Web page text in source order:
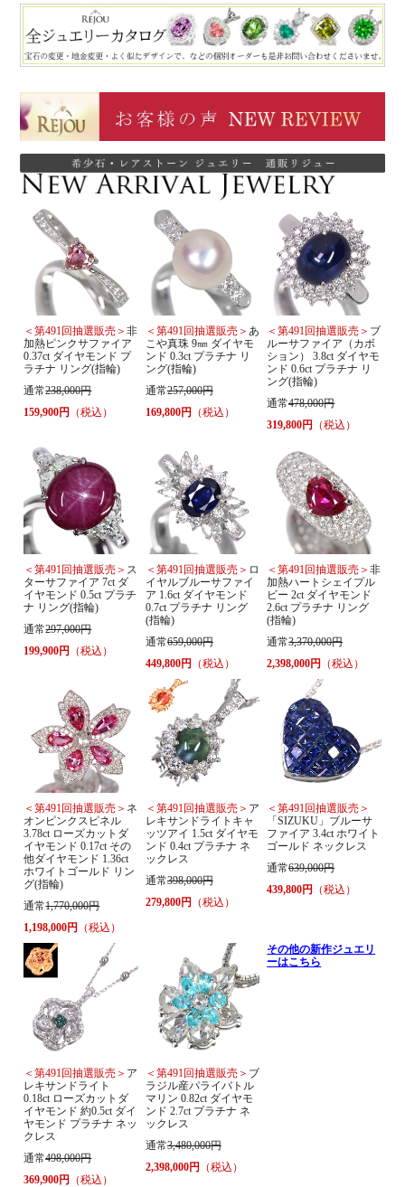
＜第491回抽選販売＞非
加熱ピンクサファイア
0.37ct ダイヤモンド プ
ラチナ リング(指輪)
通常238,000円
159,900円 （税込）
＜第491回抽選販売＞ あ
こや真珠 9㎜ ダイヤモ
ンド 0.3ct プラチナ リ
ング(指輪)
通常257,000円
169,800円 （税込）
＜第491回抽選販売＞ ブ
ルーサファイア（カボ
ション） 3.8ct ダイヤモ
ンド 0.6ct プラチナ リ
ング(指輪)
通常478,000円
319,800円 （税込）
＜第491回抽選販売＞ ス
ターサファイア 7ct ダ
イヤモンド 0.5ct プラチ
ナ リング(指輪)
通常297,000円
199,900円
（税込）
＜第491回抽選販売＞ ロ
イヤルブルーサファイ
ア 1.6ct ダイヤモンド
0.7ct プラチナ リング
(指輪)
通常659,000円
449,800円
（税込）
＜第491回抽選販売＞非
加熱ハートシェイプル
ビー 2ct ダイヤモンド
2.6ct プラチナ リング
(指輪)
通常3,370,000円
2,398,000円
（税込）
＜第491回抽選販売＞ ネ
オンピンクスピネル
3.78ct ローズカットダ
イヤモンド 0.17ct その
他ダイヤモンド 1.36ct
ホワイトゴールド リン
グ(指輪)
通常1,770,000円
1,198,000円
（税込）
＜第491回抽選販売＞ ア
レキサンドライトキャ
ッツアイ 1.5ct ダイヤモ
ンド 0.4ct プラチナ ネ
ックレス
通常398,000円
279,800円
（税込）
＜第491回抽選販売＞
「SIZUKU」ブルーサ
ファイア 3.4ct ホワイト
ゴールド ネックレス
通常639,000円
439,800円
（税込）
＜第491回抽選販売＞ ア
レキサンドライト
0.18ct ローズカットダ
イヤモンド 約0.5ct ダイ
ヤモンド プラチナ ネッ
クレス
通常498,000円
369,900円 （税込）
＜第491回抽選販売＞ ブ
ラジル産パライバトル
マリン 0.82ct ダイヤモ
ンド 2.7ct プラチナ ネ
ックレス
通常3,480,000円
2,398,000円 （税込）
その他の新作ジュエリ
ーはこちら